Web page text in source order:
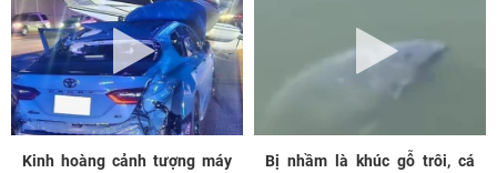
Kinh hoàng cảnh tượng máy
Bị nhầm là khúc gỗ trôi, cá